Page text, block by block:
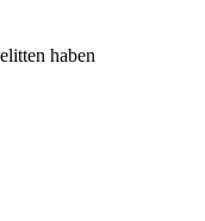
haben